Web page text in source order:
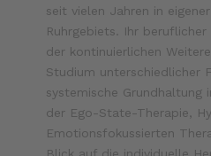
seit vielen Jahren in
Ruhrgebiets. Ihr
der kontinuierlichen
Studium unterschiedlicher
systemische Grundhaltung
der Ego-State-Therapie,
Emotionsfokussierten